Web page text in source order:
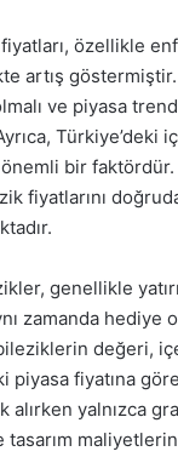
fiyatları, özellikle
artış göstermiştir.
ve piyasa
Türkiye’deki
bir
fiyatlarını
genellikle
zamanda hediye
değeri,
piyasa fiyatına
alırken yalnızca
tasarım